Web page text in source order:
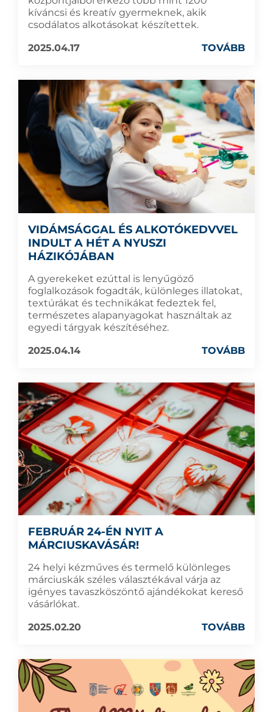
kíváncsi és kreatív gyermeknek, akik
csodálatos alkotásokat készítettek.
2025.04.17
TOVÁBB
VIDÁMSÁGGAL ÉS ALKOTÓKEDVVEL
INDULT A HÉT A NYUSZI
HÁZIKÓJÁBAN
A gyerekeket ezúttal is lenyűgöző
foglalkozások fogadták, különleges illatokat,
textúrákat és technikákat fedeztek fel,
természetes alapanyagokat használtak az
egyedi tárgyak készítéséhez.
2025.04.14
TOVÁBB
FEBRUÁR 24-ÉN NYIT A
MÁRCIUSKAVÁSÁR!
24 helyi kézműves és termelő különleges
márciuskák széles választékával várja az
igényes tavaszköszöntő ajándékokat kereső
vásárlókat.
2025.02.20
TOVÁBB